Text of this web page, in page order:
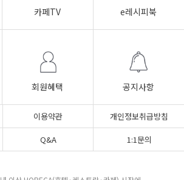
카페TV e레시피북
회원혜택 공지사항
이용약관
개인정보취급방침
Q&A 1:1문의